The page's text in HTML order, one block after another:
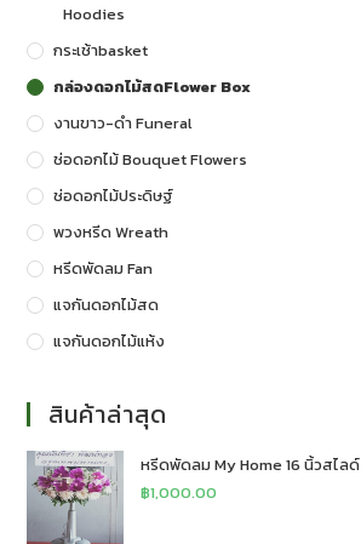
Hoodies
กระเช้าbasket
กล่องดอกไม้สดFlower Box
งานขาว-ดำ Funeral
ช่อดอกไม้ Bouquet Flowers
ช่อดอกไม้ประดิษฐ์
พวงหรีด Wreath
หรีดพัดลม Fan
แจกันดอกไม้สด
แจกันดอกไม้แห้ง
สินค้าล่าสุด
หรีดพัดลม My Home 16 นิ้วสไลด์
฿1,000.00